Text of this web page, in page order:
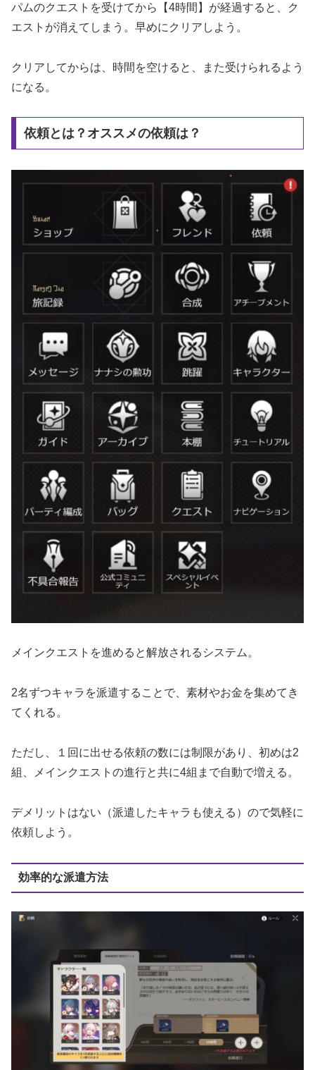
パムのクエストを受けてから【4時間】が経過すると、ク
エストが消えてしまう。早めにクリアしよう。
クリアしてからは、時間を空けると、また受けられるよう
になる。
依頼とは？オススメの依頼は？
メインクエストを進めると解放されるシステム。
2名ずつキャラを派遣することで、素材やお金を集めてき
てくれる。
ただし、１回に出せる依頼の数には制限があり、初めは2
組、メインクエストの進行と共に4組まで自動で増える。
デメリットはない（派遣したキャラも使える）ので気軽に
依頼しよう。
効率的な派遣方法